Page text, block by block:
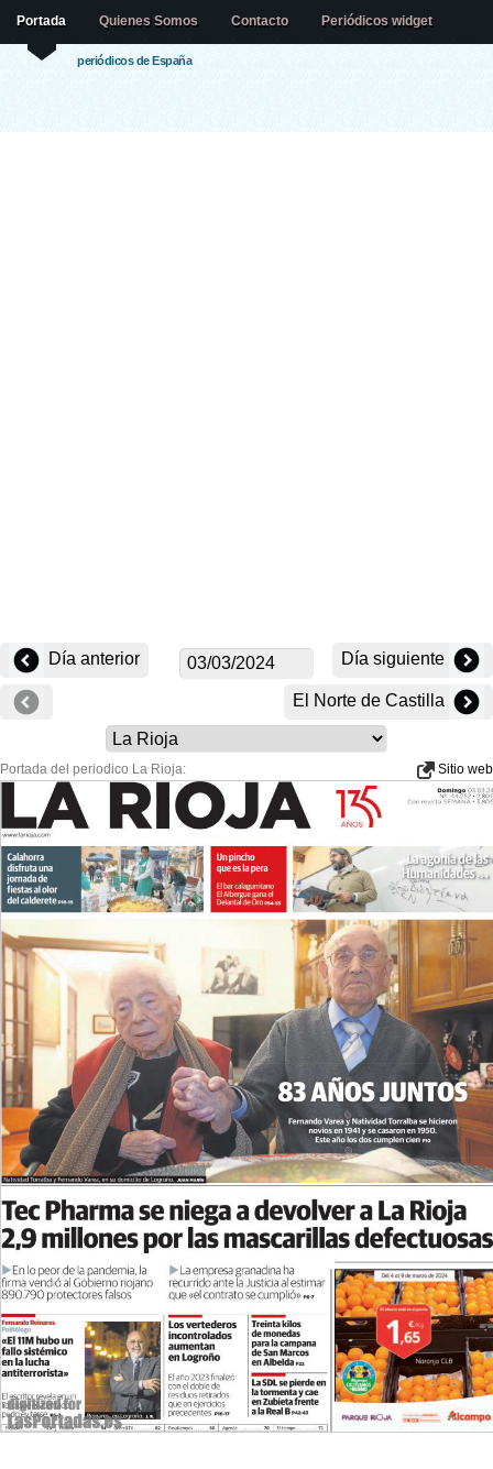
periódicos de España
Portada Quienes Somos Contacto Periódicos widget
Día anterior Día siguiente
El Norte de Castilla
Portada del periodico La Rioja: Sitio web